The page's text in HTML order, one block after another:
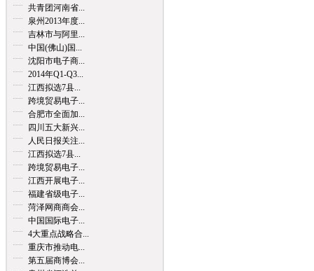
共青团河南省...
泉州2013年度...
吉林市与阿里...
中国(佛山)国...
沈阳市电子商...
2014年Q1-Q3...
江西拟选7县...
跨境贸易电子...
合肥市全面加...
四川五大新兴...
人民日报关注...
江西拟选7县...
跨境贸易电子...
江西开展电子...
福建省级电子...
菏泽网商商会...
中国国际电子...
4大重点战略合...
重庆市推动电...
第五届商博会...